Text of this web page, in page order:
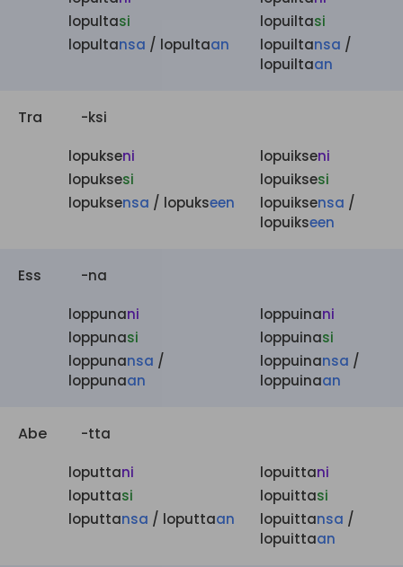
lopultasi
lopultansa / lopultaan
lopuiltasi
lopuiltansa /
lopuiltaan
Tra -ksi
lopukseni
lopuksesi
lopuksensa / lopukseen
lopuikseni
lopuiksesi
lopuiksensa /
lopuikseen
Ess -na
loppunani
loppunasi
loppunansa /
loppunaan
loppuinani
loppuinasi
loppuinansa /
loppuinaan
Abe -tta
loputtani
loputtasi
loputtansa / loputtaan
lopuittani
lopuittasi
lopuittansa /
lopuittaan